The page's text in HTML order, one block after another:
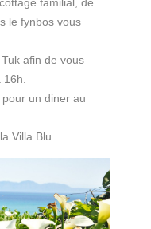
le fynbos vous
afin de vous
un diner au
Villa Blu.